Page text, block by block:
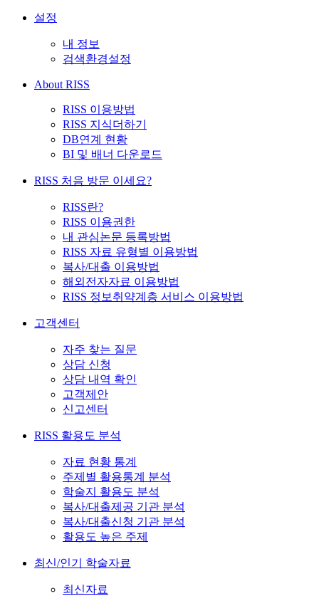
설정
내 정보
검색환경설정
About RISS
RISS 이용방법
RISS 지식더하기
DB연계 현황
BI 및 배너 다운로드
RISS 처음 방문 이세요?
RISS란?
RISS 이용권한
내 관심논문 등록방법
RISS 자료 유형별 이용방법
복사/대출 이용방법
해외전자자료 이용방법
RISS 정보취약계층 서비스 이용방법
고객센터
자주 찾는 질문
상담 신청
상담 내역 확인
고객제안
신고센터
RISS 활용도 분석
자료 현황 통계
주제별 활용통계 분석
학술지 활용도 분석
복사/대출제공 기관 분석
복사/대출신청 기관 분석
활용도 높은 주제
최신/인기 학술자료
최신자료